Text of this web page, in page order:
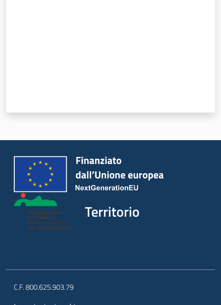
Territorio
Argomenti
Novità Territorio
C.F. 800.625.903.79